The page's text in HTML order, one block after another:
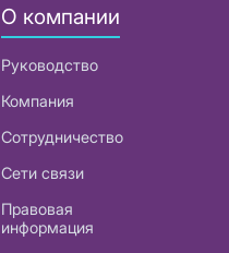
О компании
Руководство
Компания
Сотрудничество
Сети связи
Правовая
информация